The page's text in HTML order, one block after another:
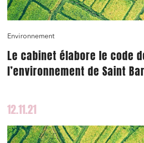
Environnement
Le cabinet élabore le code
l’environnement de Saint
12.11.21
Media et édition